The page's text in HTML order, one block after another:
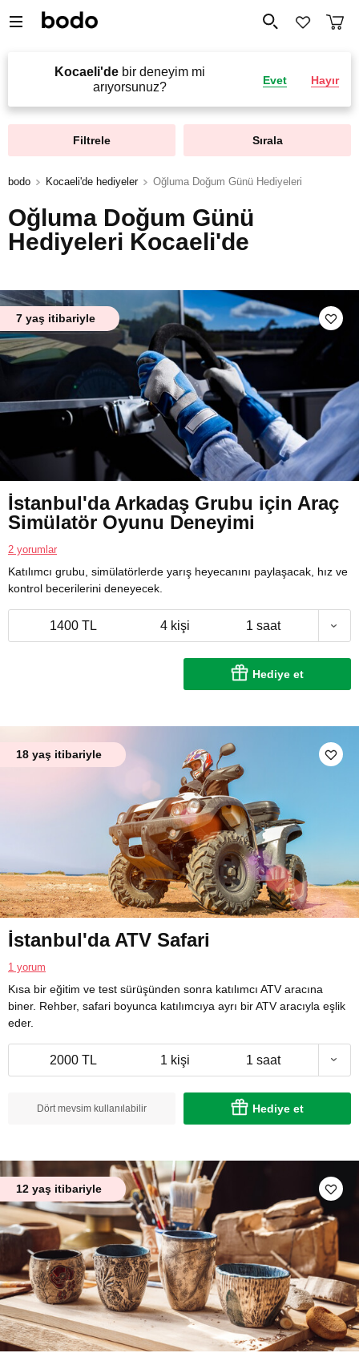
Kocaeli'debir deneyim mi
arıyorsunuz?
Evet Hayır
Filtrele Sırala
bodo Kocaeli'de hediyeler Oğluma Doğum Günü Hediyeleri
Oğluma Doğum Günü
Hediyeleri Kocaeli'de
7 yaş itibariyle
İstanbul'da Arkadaş Grubu için Araç
Simülatör Oyunu Deneyimi
2 yorumlar
Katılımcı grubu, simülatörlerde yarış heyecanını paylaşacak, hız ve
kontrol becerilerini deneyecek.
1400 TL 4 kişi 1 saat
Hediye et
18 yaş itibariyle
İstanbul'da ATV Safari
1 yorum
Kısa bir eğitim ve test sürüşünden sonra katılımcı ATV aracına
biner. Rehber, safari boyunca katılımcıya ayrı bir ATV aracıyla eşlik
eder.
2000 TL 1 kişi 1 saat
Dört mevsim kullanılabilir Hediye et
12 yaş itibariyle